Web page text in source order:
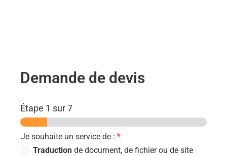
Demande de devis
Étape 1 sur 7
Je souhaite un service de : *
Traduction de document, de fichier ou de site